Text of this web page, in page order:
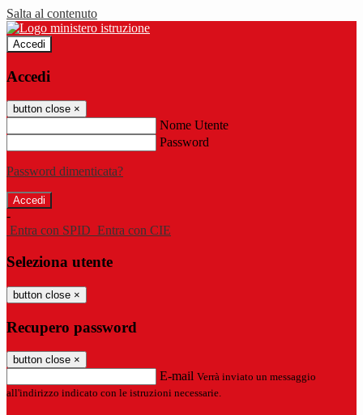
Salta al contenuto
Accedi
Accedi
button close ×
Nome Utente
Password
Password dimenticata?
-
Entra con SPID Entra con CIE
Seleziona utente
button close ×
Recupero password
button close ×
E-mail Verrà inviato un messaggio
all'indirizzo indicato con le istruzioni necessarie.